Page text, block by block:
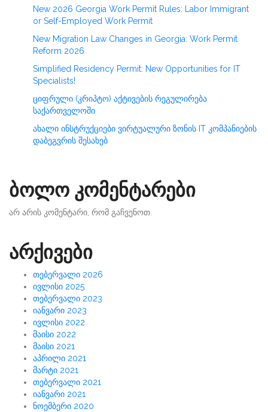
New 2026 Georgia Work Permit Rules: Labor Immigrant
or Self-Employed Work Permit
New Migration Law Changes in Georgia: Work Permit
Reform 2026
Simplified Residency Permit: New Opportunities for IT
Specialists!
ციფრული (კრიპტო) აქტივების რეგულირება
საქართველოში
ახალი ინსტრუქციები ვირტუალური ზონის IT კომპანიების
დაბეგვრის შესახებ
ბოლო კომენტარები
არ არის კომენტარი, რომ გაჩვენოთ.
არქივები
თებერვალი 2026
ივლისი 2025
თებერვალი 2023
იანვარი 2023
ივლისი 2022
მაისი 2022
მაისი 2021
აპრილი 2021
მარტი 2021
თებერვალი 2021
იანვარი 2021
ნოემბერი 2020